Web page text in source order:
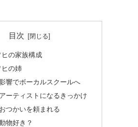
目次
の家族構成
の姉
響でボーカルスクールへ
ーティストになるきっかけ
つかいを頼まれる
物好き？